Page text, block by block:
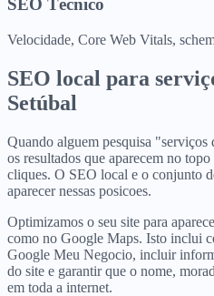
SEO Técnico
Velocidade, Core Web Vitals,
SEO local para
Setúbal
Quando alguem pesquisa
os resultados que aparecem no
cliques. O SEO local e o conjunto
aparecer nessas posicoes.
Optimizamos o seu site para
como no Google Maps. Isto inclui
Google Meu Negocio, incluir
do site e garantir que o nome,
em toda a internet.